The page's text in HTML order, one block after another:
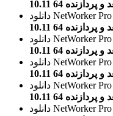
دانلود NetWorker Pro
دانلود NetWorker Pro
دانلود NetWorker Pro
دانلود NetWorker Pro
دانلود NetWorker Pro